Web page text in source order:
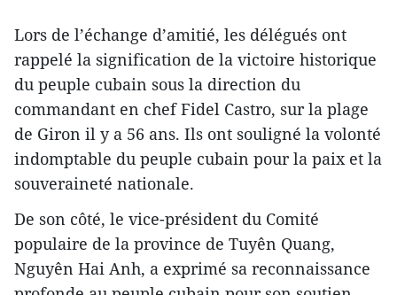
Lors de l’échange d’amitié, les délégués ont
rappelé la signification de la victoire historique
du peuple cubain sous la direction du
commandant en chef Fidel Castro, sur la plage
de Giron il y a 56 ans. Ils ont souligné la volonté
indomptable du peuple cubain pour la paix et la
souveraineté nationale.
De son côté, le vice-président du Comité
populaire de la province de Tuyên Quang,
Nguyên Hai Anh, a exprimé sa reconnaissance